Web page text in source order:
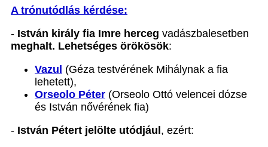
A trónutódlás kérdése:
- István király fia Imre herceg vadászbalesetben
meghalt. Lehetséges örökösök:
Vazul (Géza testvérének Mihálynak a fia
lehetett),
Orseolo Péter (Orseolo Ottó velencei dózse
és István nővérének fia)
- István Pétert jelölte utódjául , ezért: